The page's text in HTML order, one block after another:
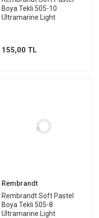
Boya Tekli 505-10
Ultramarine Light
155,00 TL
Rembrandt
Rembrandt Soft Pastel
Boya Tekli 505-8
Ultramarine Light